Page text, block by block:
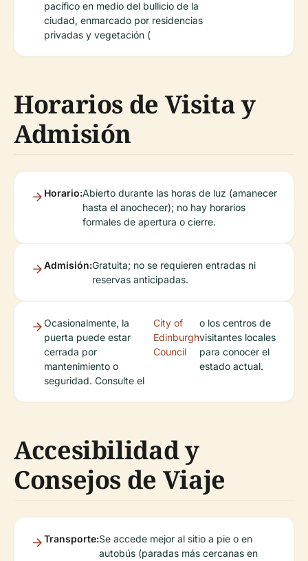
pacífico en medio del bullicio de la
ciudad, enmarcado por residencias
privadas y vegetación (
Horarios de Visita y
Admisión
Horario:Abierto durante las horas de luz (amanecer
hasta el anochecer); no hay horarios
formales de apertura o cierre.
Admisión:Gratuita; no se requieren entradas ni
reservas anticipadas.
Ocasionalmente, la
puerta puede estar
cerrada por
mantenimiento o
seguridad. Consulte el
City of
Edinburgh
Council
o los centros de
visitantes locales
para conocer el
estado actual.
Accesibilidad y
Consejos de Viaje
Transporte:Se accede mejor al sitio a pie o en
autobús (paradas más cercanas en